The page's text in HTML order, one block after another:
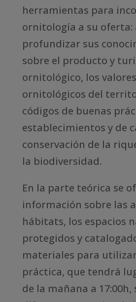
herramientas para
ornitología a su oferta:
profundizar sus
sobre el producto y
ornitológico, los valores
ornitológicos del
códigos de buenas
establecimientos y de
conservación de la
la biodiversidad.
En la parte teórica se
información sobre las
hábitats, los espacios
protegidos y
materiales para
práctica, que tendrá
de la mañana a